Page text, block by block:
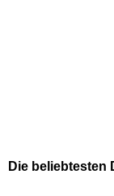
Die beliebtesten